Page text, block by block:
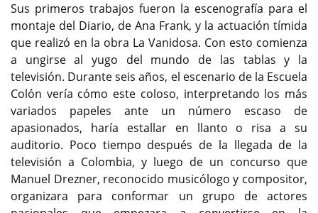
Sus primeros trabajos fueron la escenografía para el
montaje del Diario, de Ana Frank, y la actuación tímida
que realizó en la obra La Vanidosa. Con esto comienza
a ungirse al yugo del mundo de las tablas y la
televisión. Durante seis años, el escenario de la Escuela
Colón vería cómo este coloso, interpretando los más
variados papeles ante un número escaso de
apasionados, haría estallar en llanto o risa a su
auditorio. Poco tiempo después de la llegada de la
televisión a Colombia, y luego de un concurso que
Manuel Drezner, reconocido musicólogo y compositor,
organizara para conformar un grupo de actores